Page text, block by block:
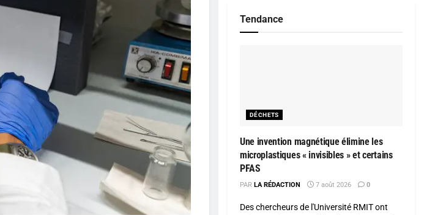
Tendance
DÉCHETS
Une invention magnétique élimine les
microplastiques « invisibles » et certains
PFAS
PAR LA RÉDACTION 7 août 2026 0
Des chercheurs de l'Université RMIT ont